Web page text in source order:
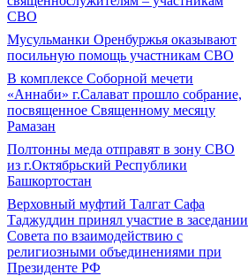
СВО
Мусульманки Оренбуржья оказывают
посильную помощь участникам СВО
В комплексе Соборной мечети
«Аннаби» г.Салават прошло собрание,
посвященное Священному месяцу
Рамазан
Полтонны меда отправят в зону СВО
из г.Октябрьский Республики
Башкортостан
Верховный муфтий Талгат Сафа
Таджуддин принял участие в заседании
Совета по взаимодействию с
религиозными объединениями при
Президенте РФ